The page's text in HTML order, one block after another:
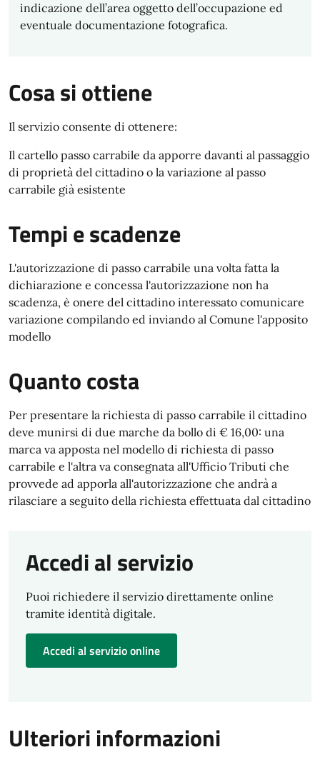
indicazione dell’area oggetto dell’occupazione ed
eventuale documentazione fotografica.
Cosa si ottiene
Il servizio consente di ottenere:
Il cartello passo carrabile da apporre davanti al passaggio
di proprietà del cittadino o la variazione al passo
carrabile già esistente
Tempi e scadenze
L'autorizzazione di passo carrabile una volta fatta la
dichiarazione e concessa l'autorizzazione non ha
scadenza, è onere del cittadino interessato comunicare
variazione compilando ed inviando al Comune l'apposito
modello
Quanto costa
Per presentare la richiesta di passo carrabile il cittadino
deve munirsi di due marche da bollo di € 16,00: una
marca va apposta nel modello di richiesta di passo
carrabile e l'altra va consegnata all'Ufficio Tributi che
provvede ad apporla all'autorizzazione che andrà a
rilasciare a seguito della richiesta effettuata dal cittadino
Accedi al servizio
Puoi richiedere il servizio direttamente online
tramite identità digitale.
Accedi al servizio online
Ulteriori informazioni